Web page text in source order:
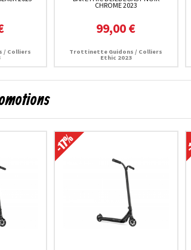
/ Colliers
CHROME 2023
99,00 €
Trottinette Guidons / Colliers
Ethic 2023